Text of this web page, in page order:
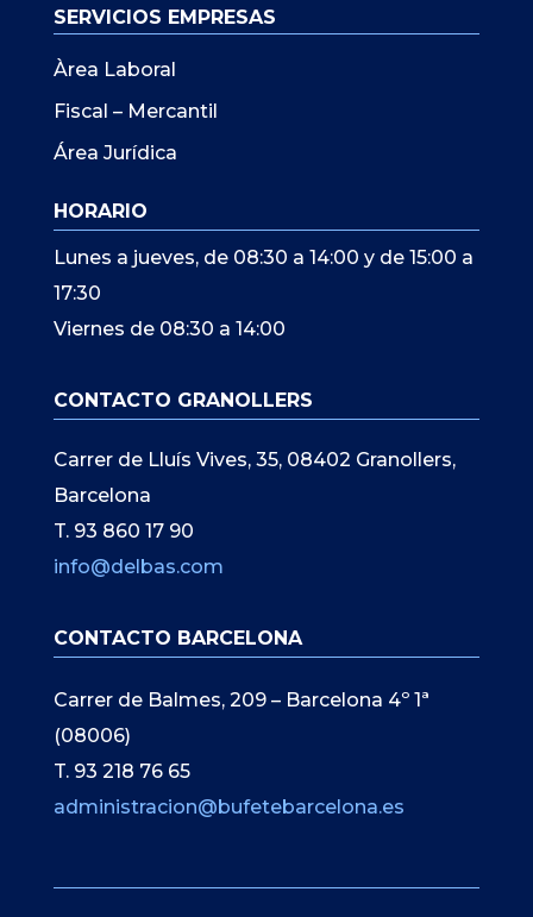
SERVICIOS EMPRESAS
Àrea Laboral
Fiscal – Mercantil
Área Jurídica
HORARIO
Lunes a jueves, de 08:30 a 14:00 y de 15:00 a
17:30
Viernes de 08:30 a 14:00
CONTACTO GRANOLLERS
Carrer de Lluís Vives, 35, 08402 Granollers,
Barcelona
T. 93 860 17 90
info@delbas.com
CONTACTO BARCELONA
Carrer de Balmes, 209 – Barcelona 4º 1ª
(08006)
T. 93 218 76 65
administracion@bufetebarcelona.es